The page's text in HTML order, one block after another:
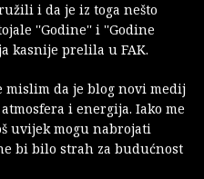
i da je iz toga nešto
''Godine'' i ''Godine
kasnije prelila u FAK.
mislim da je blog novi medij
i energija. Iako me
uvijek mogu nabrojati
bi bilo strah za budućnost